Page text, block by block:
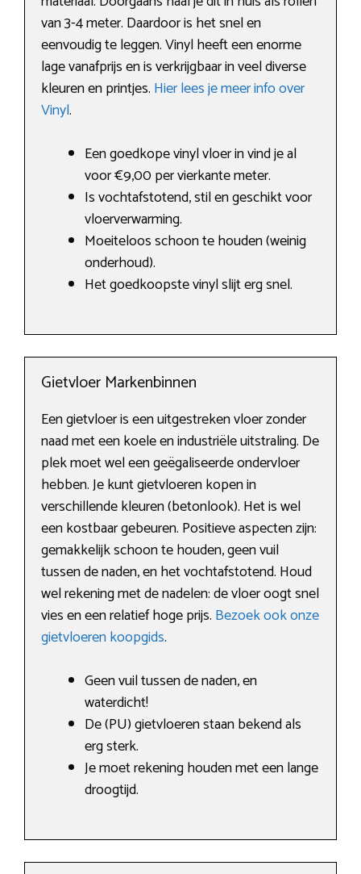
van 3-4 meter. Daardoor is het snel en
eenvoudig te leggen. Vinyl heeft een enorme
lage vanafprijs en is verkrijgbaar in veel diverse
kleuren en printjes. Hier lees je meer info over
Vinyl.
Een goedkope vinyl vloer in vind je al
voor €9,00 per vierkante meter.
Is vochtafstotend, stil en geschikt voor
vloerverwarming.
Moeiteloos schoon te houden (weinig
onderhoud).
Het goedkoopste vinyl slijt erg snel.
Gietvloer Markenbinnen
Een gietvloer is een uitgestreken vloer zonder
naad met een koele en industriële uitstraling. De
plek moet wel een geëgaliseerde ondervloer
hebben. Je kunt gietvloeren kopen in
verschillende kleuren (betonlook). Het is wel
een kostbaar gebeuren. Positieve aspecten zijn:
gemakkelijk schoon te houden, geen vuil
tussen de naden, en het vochtafstotend. Houd
wel rekening met de nadelen: de vloer oogt snel
vies en een relatief hoge prijs. Bezoek ook onze
gietvloeren koopgids.
Geen vuil tussen de naden, en
waterdicht!
De (PU) gietvloeren staan bekend als
erg sterk.
Je moet rekening houden met een lange
droogtijd.